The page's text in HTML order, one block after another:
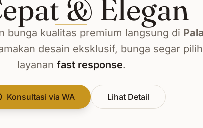
& Elegan
bunga kualitas premium langsung di
desain eksklusif, bunga segar
layanan fast response.
Konsultasi via WA Lihat Detail